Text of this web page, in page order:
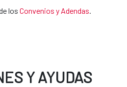
los Convenios y Adendas. ​​​​​​​
Y AYUDAS